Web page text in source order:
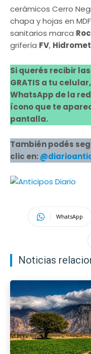
cerámicos Cerro
chapa y hojas en
sanitarios marca
grifería FV, Hidromet
Si querés recibir
GRATIS a tu
WhatsApp de la
ícono que te
pantalla.
También podés
clic en:
WhatsApp
Noticias